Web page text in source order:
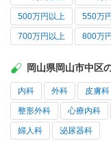
500万円以上 550万
700万円以上 800万
岡山県岡山市中区
内科 外科 皮膚科
整形外科 心療内科
婦人科 泌尿器科